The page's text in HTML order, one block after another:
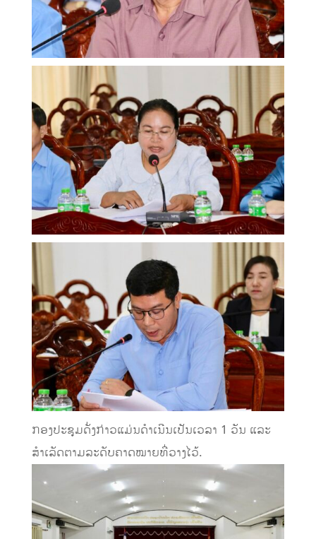
ກອງປະຊຸມດັ່ງກ່າວແມ່ນດໍາເນີນເປັນເວລາ 1 ວັນ ແລະ
ສໍາເລັດຕາມລະດັບຄາດໝາຍທີ່ວາງໄວ້.